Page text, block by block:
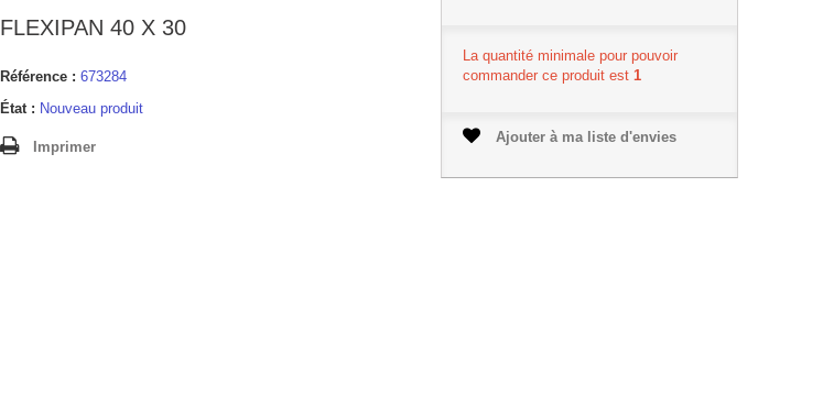
FLEXIPAN 40 X 30
Référence : 673284
État : Nouveau produit
Imprimer
La quantité minimale pour pouvoir
commander ce produit est 1
Ajouter à ma liste d'envies